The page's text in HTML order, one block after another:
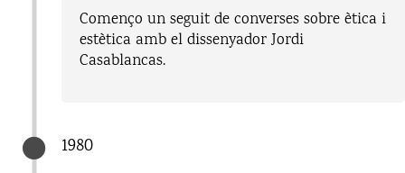
Començo un seguit de converses sobre ètica i
estètica amb el dissenyador Jordi
Casablancas.
1980